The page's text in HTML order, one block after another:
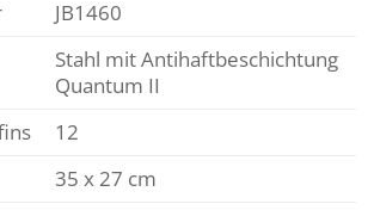
JB1460
Stahl mit Antihaftbeschichtung
Quantum II
12
35 x 27 cm